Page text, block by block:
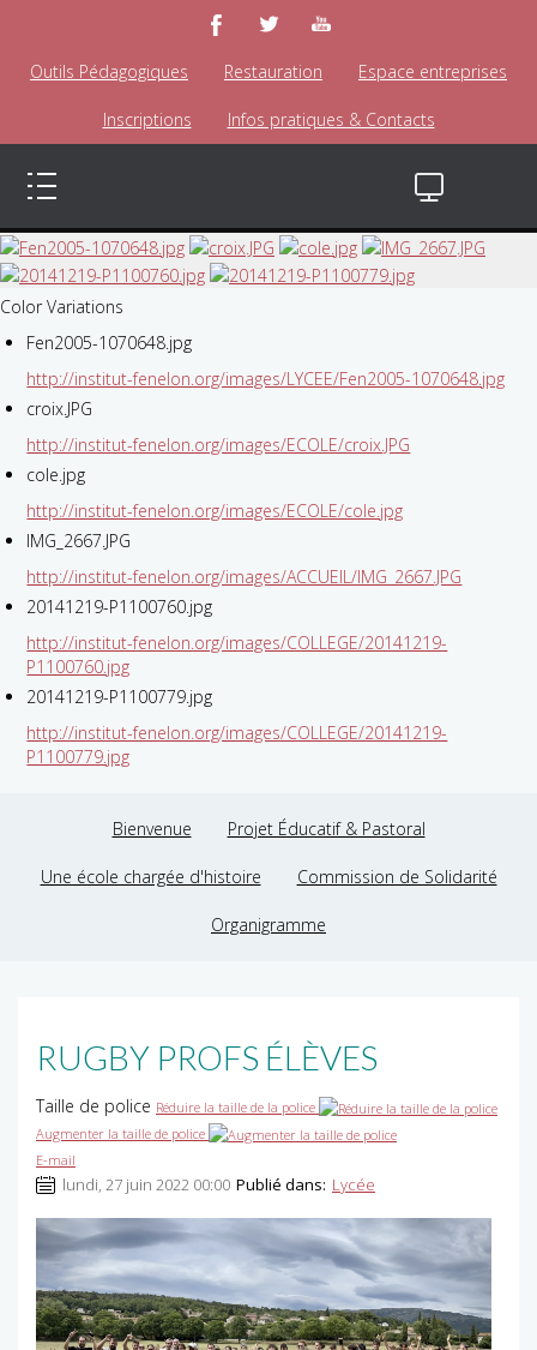
Outils Pédagogiques Restauration Espace entreprises
Inscriptions Infos pratiques & Contacts
Color Variations
Fen2005-1070648.jpg
http://institut-fenelon.org/images/LYCEE/Fen2005-1070648.jpg
croix.JPG
http://institut-fenelon.org/images/ECOLE/croix.JPG
cole.jpg
http://institut-fenelon.org/images/ECOLE/cole.jpg
IMG_2667.JPG
http://institut-fenelon.org/images/ACCUEIL/IMG_2667.JPG
20141219-P1100760.jpg
http://institut-fenelon.org/images/COLLEGE/20141219-
P1100760.jpg
20141219-P1100779.jpg
http://institut-fenelon.org/images/COLLEGE/20141219-
P1100779.jpg
Bienvenue Projet Éducatif & Pastoral
Une école chargée d'histoire Commission de Solidarité
Organigramme
RUGBY PROFS ÉLÈVES
Taille de police Réduire la taille de la police
Augmenter la taille de police
E-mail
lundi, 27 juin 2022 00:00 Publié dans: Lycée